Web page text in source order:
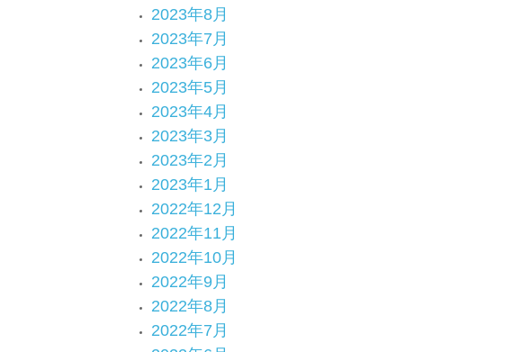
2023年8月
2023年7月
2023年6月
2023年5月
2023年4月
2023年3月
2023年2月
2023年1月
2022年12月
2022年11月
2022年10月
2022年9月
2022年8月
2022年7月